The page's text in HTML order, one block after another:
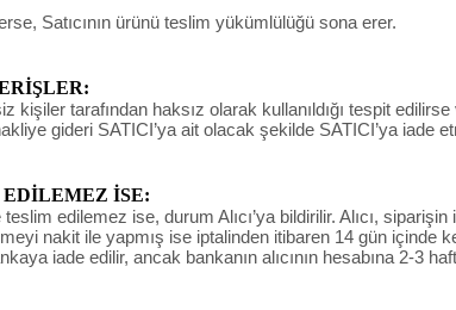
Satıcının ürünü teslim yükümlülüğü sona erer.
kişiler tarafından haksız olarak kullanıldığı tespit
gideri SATICI’ya ait olacak şekilde SATICI’ya iade
EDİLEMEZ İSE:
edilemez ise, durum Alıcı’ya bildirilir. Alıcı,
nakit ile yapmış ise iptalinden itibaren 14 gün içinde
iade edilir, ancak bankanın alıcının hesabına 2-3